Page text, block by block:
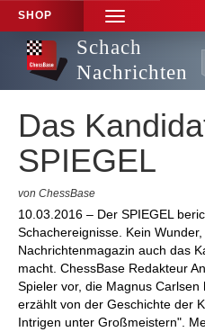
SHOP
TOGGLE
NAVIGATION
Schach
Nachrichten
Das
SPIEGEL
von ChessBase
10.03.2016 – Der SPIEGEL
Schachereignisse. Kein
Nachrichtenmagazin auch das
macht. ChessBase Redakteur
Spieler vor, die Magnus
erzählt von der Geschichte der
Intrigen unter Großmeistern".